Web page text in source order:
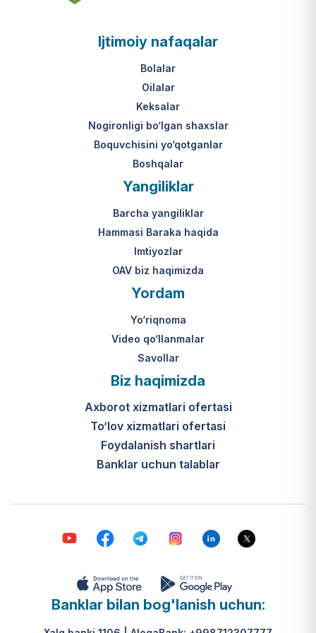
asosi nima?
(1-ilova, 6-band "j" va "l" kichik
jumladan, vasiylik, homiylik yoki
Ushbu xizmatning huquqiy
O‘zbekiston Respublikasi VMQ-893
hamda amaldagi imtiyozlar
to‘g‘risidagi qonunchilik.
Ijtimoiy nafaqalar
Bolalar
Oilalar
Keksalar
Nogironligi bo‘lgan shaxslar
Boquvchisini yo‘qotganlar
Boshqalar
Yangiliklar
Barcha yangiliklar
Hammasi Baraka haqida
Imtiyozlar
OAV biz haqimizda
Yordam
Yo‘riqnoma
Video qo‘llanmalar
Savollar
Biz haqimizda
Axborot xizmatlari ofertasi
To‘lov xizmatlari ofertasi
Foydalanish shartlari
Banklar uchun talablar
Banklar bilan bog'lanish uchun: